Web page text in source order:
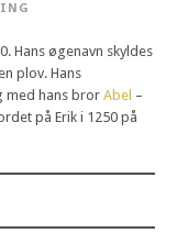
Hans øgenavn skyldes
plov. Hans
hans bror Abel –
på Erik i 1250 på